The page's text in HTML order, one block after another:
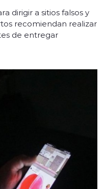
dirigir a sitios falsos y
recomiendan realizar
de entregar